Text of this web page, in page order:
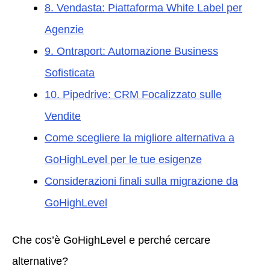
8. Vendasta: Piattaforma White Label per
Agenzie
9. Ontraport: Automazione Business
Sofisticata
10. Pipedrive: CRM Focalizzato sulle
Vendite
Come scegliere la migliore alternativa a
GoHighLevel per le tue esigenze
Considerazioni finali sulla migrazione da
GoHighLevel
Che cos’è GoHighLevel e perché cercare
alternative?